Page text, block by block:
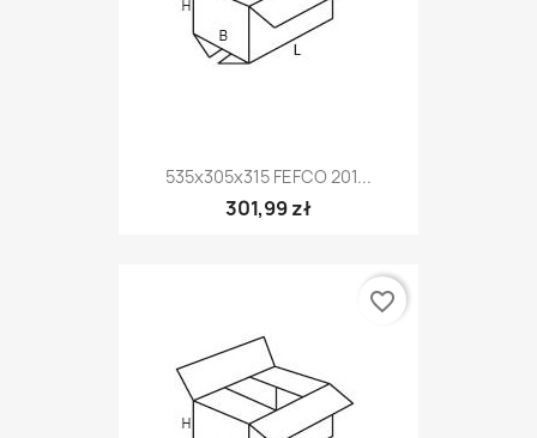
535x305x315 FEFCO 201...
301,99 zł
favorite_border